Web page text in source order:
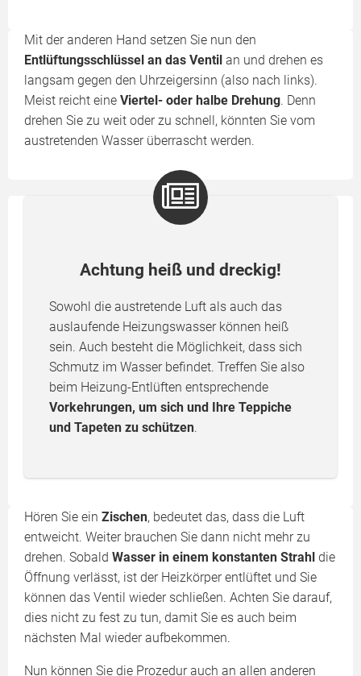
Mit der anderen Hand setzen Sie nun den
Entlüftungsschlüssel an das Ventil an und drehen es
langsam gegen den Uhrzeigersinn (also nach links).
Meist reicht eine Viertel- oder halbe Drehung. Denn
drehen Sie zu weit oder zu schnell, könnten Sie vom
austretenden Wasser überrascht werden.
Achtung heiß und dreckig!
Sowohl die austretende Luft als auch das
auslaufende Heizungswasser können heiß
sein. Auch besteht die Möglichkeit, dass sich
Schmutz im Wasser befindet. Treffen Sie also
beim Heizung-Entlüften entsprechende
Vorkehrungen, um sich und Ihre Teppiche
und Tapeten zu schützen.
Hören Sie ein Zischen, bedeutet das, dass die Luft
entweicht. Weiter brauchen Sie dann nicht mehr zu
drehen. Sobald Wasser in einem konstanten Strahl die
Öffnung verlässt, ist der Heizkörper entlüftet und Sie
können das Ventil wieder schließen. Achten Sie darauf,
dies nicht zu fest zu tun, damit Sie es auch beim
nächsten Mal wieder aufbekommen.
Nun können Sie die Prozedur auch an allen anderen